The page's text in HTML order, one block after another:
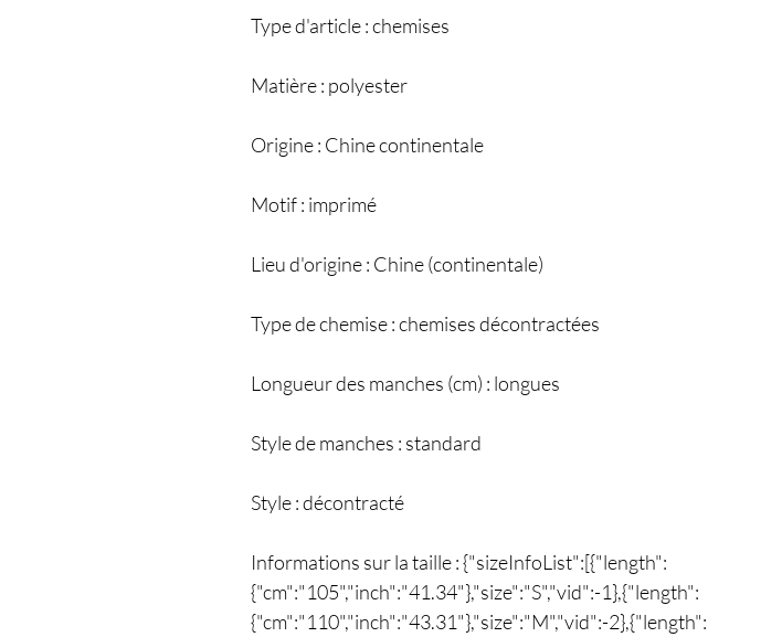
Type d'article : chemises
Matière : polyester
Origine : Chine continentale
Motif : imprimé
Lieu d'origine : Chine (continentale)
Type de chemise : chemises décontractées
Longueur des manches (cm) : longues
Style de manches : standard
Style : décontracté
Informations sur la taille : {"sizeInfoList":[{"length":
{"cm":"105","inch":"41.34"},"size":"S","vid":-1},{"length":
{"cm":"110","inch":"43.31"},"size":"M","vid":-2},{"length":